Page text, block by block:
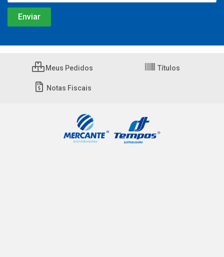
Meus Pedidos Títulos
Notas Fiscais